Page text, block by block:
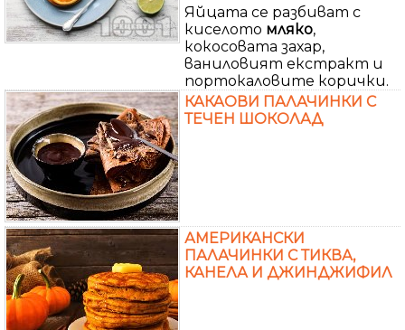
Яйцата се разбиват с
киселото мляко,
кокосовата захар,
ваниловият екстракт и
портокаловите корички.
КАКАОВИ ПАЛАЧИНКИ С
ТЕЧЕН ШОКОЛАД
АМЕРИКАНСКИ
ПАЛАЧИНКИ С ТИКВА,
КАНЕЛА И ДЖИНДЖИФИЛ